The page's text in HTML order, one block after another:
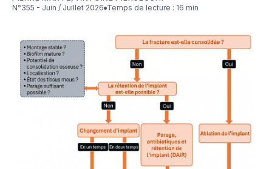
N°355 - Juin / Juillet 2026
Temps de lecture : 16 min